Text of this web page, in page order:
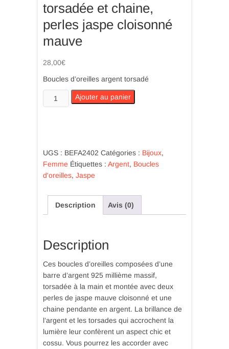
torsadée et chaine,
perles jaspe cloisonné
mauve
28,00€
Boucles d’oreilles argent torsadé
quantité
de
barre
argent
torsadée
chaine,
perles
mauve
Ajouter au panier
UGS : BEFA2402 Catégories : Bijoux,
Femme Étiquettes : Argent, Boucles
d'oreilles, Jaspe
Description Avis (0)
Description
Ces boucles d’oreilles composées d’une
barre d’argent 925 millième massif,
torsadée à la main et montée avec deux
perles de jaspe mauve cloisonné et une
chaine pendante en argent. La brillance de
l’argent et les torsades qui accrochent la
lumière leur confèrent un aspect chic et
cossu. Vous pourrez les accorder avec